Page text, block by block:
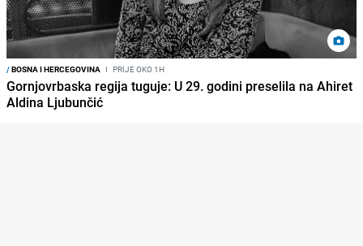
/BOSNA I HERCEGOVINA I PRIJE OKO 1H
Gornjovrbaska regija tuguje: U 29. godini preselila na Ahiret
Aldina Ljubunčić